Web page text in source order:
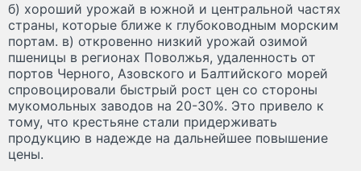
б) хороший урожай в южной и центральной частях
страны, которые ближе к глубоководным морским
портам. в) откровенно низкий урожай озимой
пшеницы в регионах Поволжья, удаленность от
портов Черного, Азовского и Балтийского морей
спровоцировали быстрый рост цен со стороны
мукомольных заводов на 20-30%. Это привело к
тому, что крестьяне стали придерживать
продукцию в надежде на дальнейшее повышение
цены.